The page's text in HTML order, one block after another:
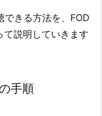
できる方法を、FOD
て説明していきます
手順